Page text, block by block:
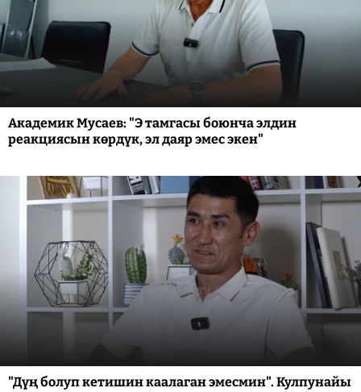
Академик Мусаев: "Э тамгасы боюнча элдин
реакциясын көрдүк, эл даяр эмес экен"
"Дүң болуп кетишин каалаган эмесмин". Кулпунайы